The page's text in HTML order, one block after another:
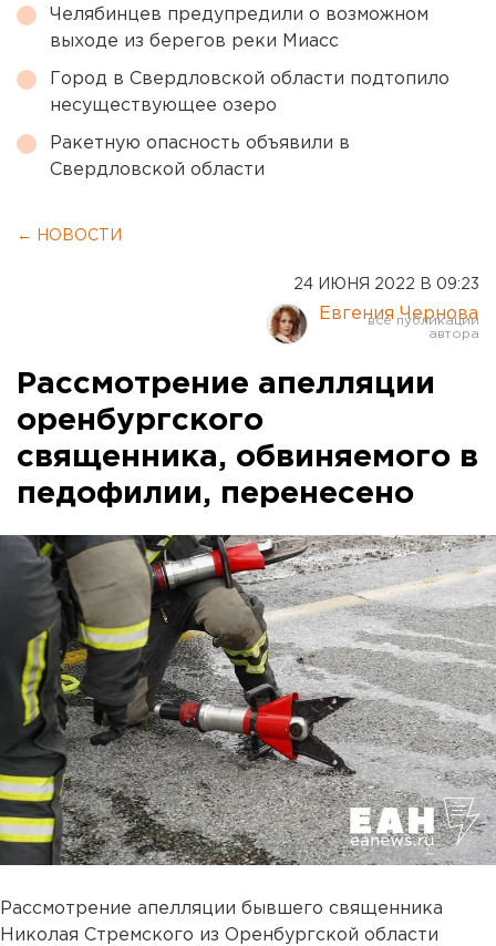
Челябинцев предупредили о возможном
выходе из берегов реки Миасс
Город в Свердловской области подтопило
несуществующее озеро
Ракетную опасность объявили в
Свердловской области
← НОВОСТИ
24 ИЮНЯ 2022 В 09:23
Евгения Чернова
Рассмотрение апелляции
оренбургского
священника, обвиняемого в
педофилии, перенесено
Рассмотрение апелляции бывшего священника
Николая Стремского из Оренбургской области